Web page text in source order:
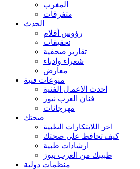
المغرب
متفرقات
الحدث
رؤوس أقلام
تحقيقات
تقارير صحفية
شعراء وادباء
معارض
منوعات فنية
احدث الاعمال الفنية
فنان العرب نيوز
مهرجانات
صحتك
اخر اللابتكارات الطبية
كيف تحافظ على صحتك
ارشادات طبية
طبيبك من العرب نيوز
منظمات دولية